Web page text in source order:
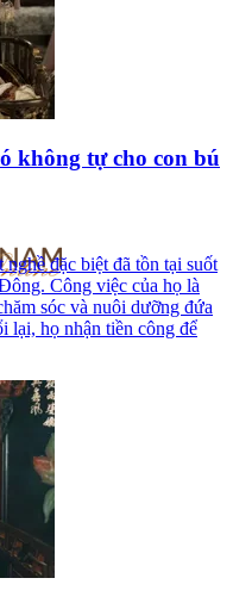
không tự cho con bú
đặc biệt đã tồn tại suốt
Công việc của họ là
sóc và nuôi dưỡng đứa
lại, họ nhận tiền công để